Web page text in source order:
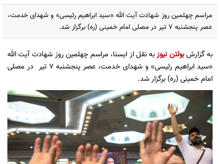
مراسم چهلمین روز شهادت آیت الله «سید ابراهیم رئیسی» و شهدای خدمت،
عصر پنجشنبه ۷ تیر در مصلی امام خمینی (ره) برگزار شد.
به گزارشبولتن نیوزبه نقل از ایسنا، مراسم چهلمین روز شهادت آیت الله
«سید ابراهیم رئیسی» و شهدای خدمت، عصر پنجشنبه ۷ تیر در مصلی
امام خمینی (ره) برگزار شد.